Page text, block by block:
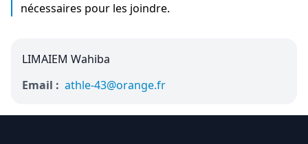
nécessaires pour les joindre.
LIMAIEM Wahiba
Email : athle-43@orange.fr